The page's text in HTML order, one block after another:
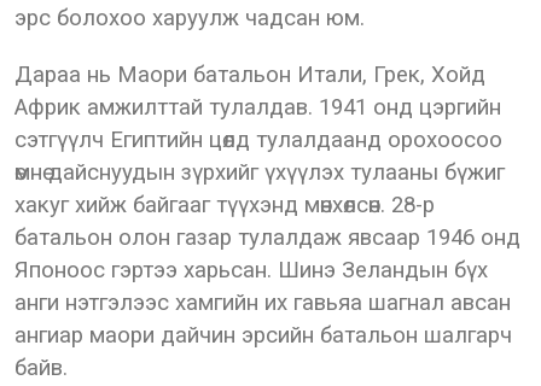
эрс болохоо харуулж чадсан юм.
Дараа нь Маори батальон Итали, Грек, Хойд
Африк амжилттай тулалдав. 1941 онд цэргийн
сэтгүүлч Египтийн цөлд тулалдаанд орохоосоо
өмнө дайснуудын зүрхийг үхүүлэх тулааны бүжиг
хакуг хийж байгааг түүхэнд мөнхөлсөн. 28-р
батальон олон газар тулалдаж явсаар 1946 онд
Японоос гэртээ харьсан. Шинэ Зеландын бүх
анги нэтгэлээс хамгийн их гавьяа шагнал авсан
ангиар маори дайчин эрсийн батальон шалгарч
байв.